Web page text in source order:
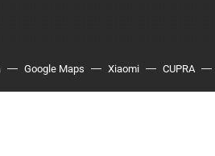
Google Maps Xiaomi CUPRA